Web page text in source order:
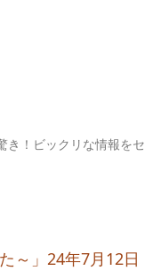
き！ビックリな情報をセ
～」24年7月12日